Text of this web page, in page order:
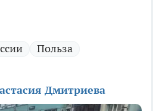
Польза
Дмитриева